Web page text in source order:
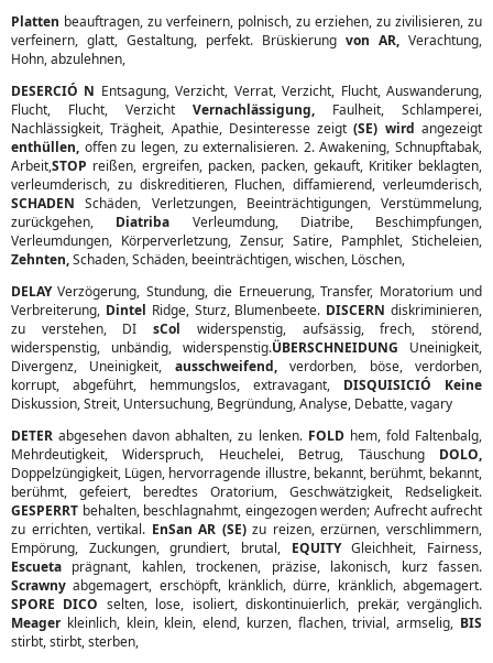
Platten beauftragen, zu verfeinern, polnisch, zu erziehen, zu zivilisieren, zu
verfeinern, glatt, Gestaltung, perfekt. Brüskierung von AR, Verachtung,
Hohn, abzulehnen,
DESERCIÓ N Entsagung, Verzicht, Verrat, Verzicht, Flucht, Auswanderung,
Flucht, Flucht, Verzicht Vernachlässigung, Faulheit, Schlamperei,
Nachlässigkeit, Trägheit, Apathie, Desinteresse zeigt(SE) wird angezeigt
enthüllen, offen zu legen, zu externalisieren. 2. Awakening, Schnupftabak,
Arbeit,STOP reißen, ergreifen, packen, packen, gekauft, Kritiker beklagten,
verleumderisch, zu diskreditieren, Fluchen, diffamierend, verleumderisch,
SCHADEN Schäden, Verletzungen, Beeinträchtigungen, Verstümmelung,
zurückgehen, Diatriba Verleumdung, Diatribe, Beschimpfungen,
Verleumdungen, Körperverletzung, Zensur, Satire, Pamphlet, Sticheleien,
Zehnten,Schaden, Schäden, beeinträchtigen, wischen, Löschen,
DELAYVerzögerung, Stundung, die Erneuerung, Transfer, Moratorium und
Verbreiterung, Dintel Ridge, Sturz, Blumenbeete. DISCERN diskriminieren,
zu verstehen, DIsCol widerspenstig, aufsässig, frech, störend,
widerspenstig, unbändig, widerspenstig.ÜBERSCHNEIDUNG Uneinigkeit,
Divergenz, Uneinigkeit, ausschweifend,verdorben, böse, verdorben,
korrupt, abgeführt, hemmungslos, extravagant, DISQUISICIÓ Keine
Diskussion, Streit, Untersuchung, Begründung, Analyse, Debatte, vagary
DETER abgesehen davon abhalten, zu lenken. FOLDhem, fold Faltenbalg,
Mehrdeutigkeit, Widerspruch, Heuchelei, Betrug, Täuschung DOLO,
Doppelzüngigkeit, Lügen, hervorragende illustre, bekannt, berühmt, bekannt,
berühmt, gefeiert, beredtes Oratorium, Geschwätzigkeit, Redseligkeit.
GESPERRT behalten, beschlagnahmt, eingezogen werden; Aufrecht aufrecht
zu errichten, vertikal. EnSan AR (SE)zu reizen, erzürnen, verschlimmern,
Empörung, Zuckungen, grundiert, brutal, EQUITYGleichheit, Fairness,
Escueta prägnant, kahlen, trockenen, präzise, lakonisch, kurz fassen.
Scrawny abgemagert, erschöpft, kränklich, dürre, kränklich, abgemagert.
SPORE DICO selten, lose, isoliert, diskontinuierlich, prekär, vergänglich.
Meagerkleinlich, klein, klein, elend, kurzen, flachen, trivial, armselig, BIS
stirbt, stirbt, sterben,